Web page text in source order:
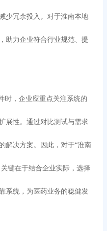
少冗余投入。对于淮南本地
助力企业符合行业规范、提
时，企业应重点关注系统的
展性。通过对比测试与需求
解决方案。因此，对于“淮南
键在于结合企业实际，选择
系统，为医药业务的稳健发